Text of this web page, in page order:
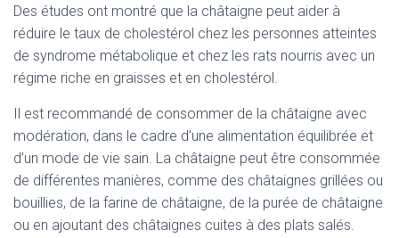
Des études ont montré que la châtaigne peut aider à
réduire le taux de cholestérol chez les personnes atteintes
de syndrome métabolique et chez les rats nourris avec un
régime riche en graisses et en cholestérol.
Il est recommandé de consommer de la châtaigne avec
modération, dans le cadre d’une alimentation équilibrée et
d’un mode de vie sain. La châtaigne peut être consommée
de différentes manières, comme des châtaignes grillées ou
bouillies, de la farine de châtaigne, de la purée de châtaigne
ou en ajoutant des châtaignes cuites à des plats salés.